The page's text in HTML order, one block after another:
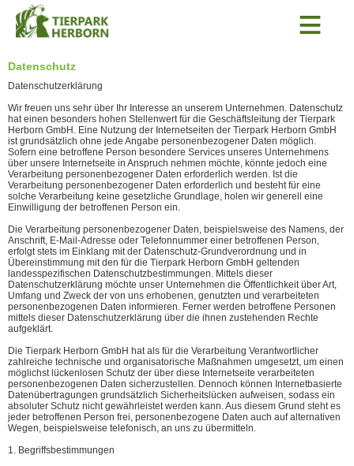
≡
Datenschutz
Datenschutzerklärung
Wir freuen uns sehr über Ihr Interesse an unserem Unternehmen. Datenschutz
hat einen besonders hohen Stellenwert für die Geschäftsleitung der Tierpark
Herborn GmbH. Eine Nutzung der Internetseiten der Tierpark Herborn GmbH
ist grundsätzlich ohne jede Angabe personenbezogener Daten möglich.
Sofern eine betroffene Person besondere Services unseres Unternehmens
über unsere Internetseite in Anspruch nehmen möchte, könnte jedoch eine
Verarbeitung personenbezogener Daten erforderlich werden. Ist die
Verarbeitung personenbezogener Daten erforderlich und besteht für eine
solche Verarbeitung keine gesetzliche Grundlage, holen wir generell eine
Einwilligung der betroffenen Person ein.
Die Verarbeitung personenbezogener Daten, beispielsweise des Namens, der
Anschrift, E-Mail-Adresse oder Telefonnummer einer betroffenen Person,
erfolgt stets im Einklang mit der Datenschutz-Grundverordnung und in
Übereinstimmung mit den für die Tierpark Herborn GmbH geltenden
landesspezifischen Datenschutzbestimmungen. Mittels dieser
Datenschutzerklärung möchte unser Unternehmen die Öffentlichkeit über Art,
Umfang und Zweck der von uns erhobenen, genutzten und verarbeiteten
personenbezogenen Daten informieren. Ferner werden betroffene Personen
mittels dieser Datenschutzerklärung über die ihnen zustehenden Rechte
aufgeklärt.
Die Tierpark Herborn GmbH hat als für die Verarbeitung Verantwortlicher
zahlreiche technische und organisatorische Maßnahmen umgesetzt, um einen
möglichst lückenlosen Schutz der über diese Internetseite verarbeiteten
personenbezogenen Daten sicherzustellen. Dennoch können Internetbasierte
Datenübertragungen grundsätzlich Sicherheitslücken aufweisen, sodass ein
absoluter Schutz nicht gewährleistet werden kann. Aus diesem Grund steht es
jeder betroffenen Person frei, personenbezogene Daten auch auf alternativen
Wegen, beispielsweise telefonisch, an uns zu übermitteln.
1. Begriffsbestimmungen